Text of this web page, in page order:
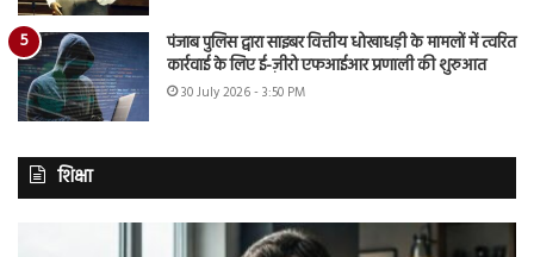
पंजाब पुलिस द्वारा साइबर वित्तीय धोखाधड़ी के मामलों में त्वरित
कार्रवाई के लिए ई-ज़ीरो एफआईआर प्रणाली की शुरुआत
30 July 2026 - 3:50 PM
शिक्षा